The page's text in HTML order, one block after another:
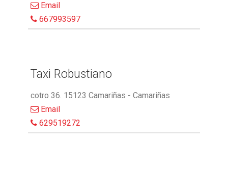
Email
667993597
Taxi Robustiano
cotro 36. 15123 Camariñas - Camariñas
Email
629519272